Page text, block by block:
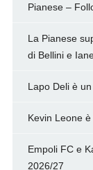
Pianese –
La Pianese
di Bellini e
Lapo Deli è
Kevin Leone
Empoli FC e
2026/27